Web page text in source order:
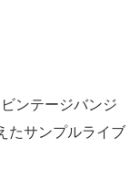
ンテージバンジ
たサンプルライブ